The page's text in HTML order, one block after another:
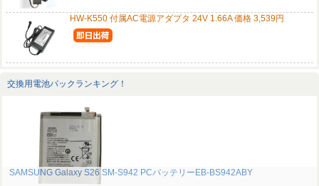
HW-K550 付属AC電源アダプタ 24V 1.66A 価格 3,539円
交換用電池パックランキング！
SAMSUNG Galaxy S26 SM-S942 PCバッテリーEB-BS942ABY